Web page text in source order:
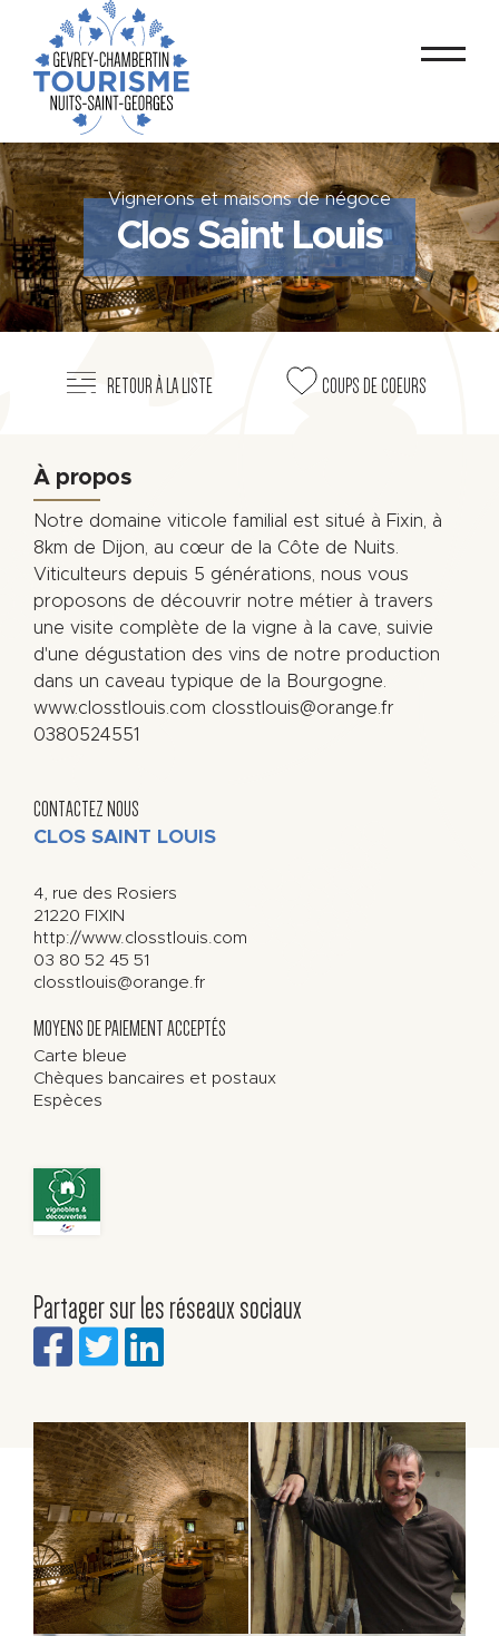
Vignerons et maisons de négoce
Clos Saint Louis
RETOUR À LA LISTE COUPS DE COEURS
À propos
Notre domaine viticole familial est situé à Fixin, à
8km de Dijon, au cœur de la Côte de Nuits.
Viticulteurs depuis 5 générations, nous vous
proposons de découvrir notre métier à travers
une visite complète de la vigne à la cave, suivie
d'une dégustation des vins de notre production
dans un caveau typique de la Bourgogne.
www.closstlouis.com closstlouis@orange.fr
0380524551
CONTACTEZ NOUS
CLOS SAINT LOUIS
4, rue des Rosiers
21220 FIXIN
http://www.closstlouis.com
03 80 52 45 51
closstlouis@orange.fr
MOYENS DE PAIEMENT ACCEPTÉS
Carte bleue
Chèques bancaires et postaux
Espèces
Partager sur les réseaux sociaux